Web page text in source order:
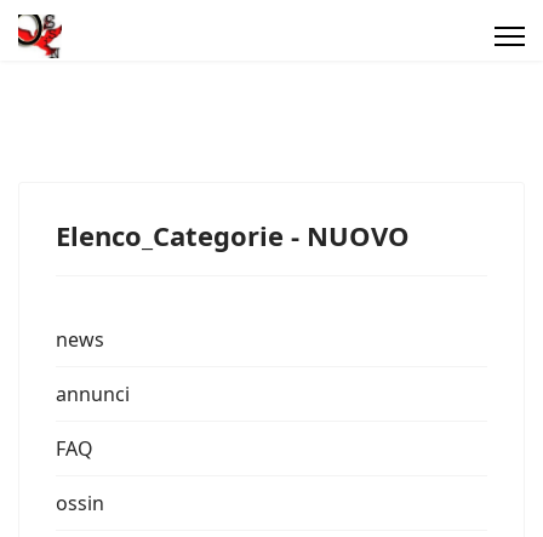
Elenco_Categorie - NUOVO
news
annunci
FAQ
ossin